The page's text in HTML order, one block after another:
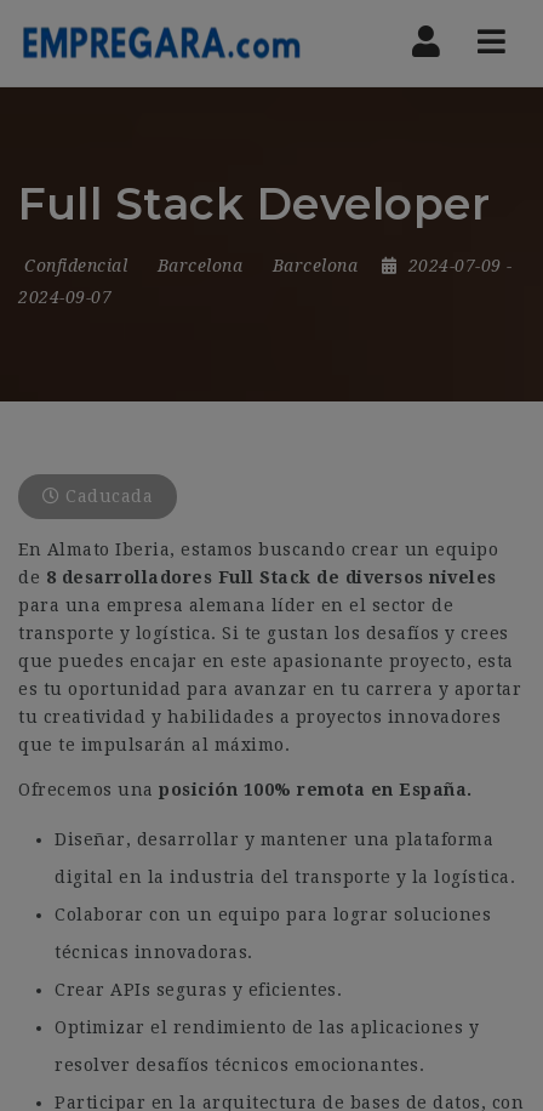
Full Stack Developer
Confidencial Barcelona Barcelona 2024-07-09 -
2024-09-07
Caducada
En Almato Iberia, estamos buscando crear un equipo
de 8 desarrolladores Full Stack de diversos niveles
para una empresa alemana líder en el sector de
transporte y logística. Si te gustan los desafíos y crees
que puedes encajar en este apasionante proyecto, esta
es tu oportunidad para avanzar en tu carrera y aportar
tu creatividad y habilidades a proyectos innovadores
que te impulsarán al máximo.
Ofrecemos una posición 100% remota en España.
Diseñar, desarrollar y mantener una plataforma
digital en la industria del transporte y la logística.
Colaborar con un equipo para lograr soluciones
técnicas innovadoras.
Crear APIs seguras y eficientes.
Optimizar el rendimiento de las aplicaciones y
resolver desafíos técnicos emocionantes.
Participar en la arquitectura de bases de datos, con